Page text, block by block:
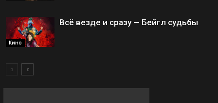
Кино
Всё везде и сразу — Бейгл судьбы